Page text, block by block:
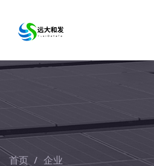
首页 / 企业